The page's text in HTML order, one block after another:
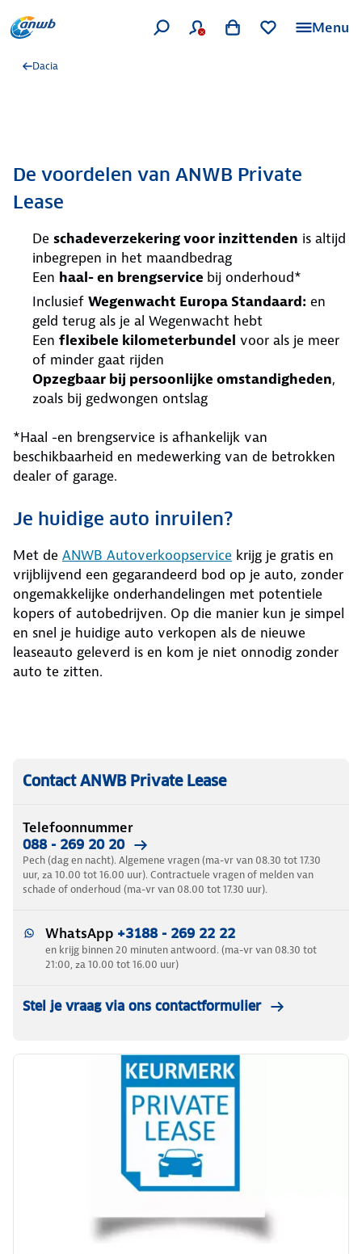
Menu
Dacia
De voordelen van ANWB Private
Lease
De schadeverzekering voor inzittenden is altijd
inbegrepen in het maandbedrag
Een haal- en brengservice bij onderhoud*
Inclusief Wegenwacht Europa Standaard: en
geld terug als je al Wegenwacht hebt
Een flexibele kilometerbundel voor als je meer
of minder gaat rijden
Opzegbaar bij persoonlijke omstandigheden,
zoals bij gedwongen ontslag
*Haal -en brengservice is afhankelijk van
beschikbaarheid en medewerking van de betrokken
dealer of garage.
Je huidige auto inruilen?
Met de ANWB Autoverkoopservice krijg je gratis en
vrijblijvend een gegarandeerd bod op je auto, zonder
ongemakkelijke onderhandelingen met potentiele
kopers of autobedrijven. Op die manier kun je simpel
en snel je huidige auto verkopen als de nieuwe
leaseauto geleverd is en kom je niet onnodig zonder
auto te zitten.
Contact ANWB Private Lease
Telefoonnummer
088 - 269 20 20
Pech (dag en nacht). Algemene vragen (ma-vr van 08.30 tot 17.30
uur, za 10.00 tot 16.00 uur). Contractuele vragen of melden van
schade of onderhoud (ma-vr van 08.00 tot 17.30 uur).
WhatsApp +3188 - 269 22 22
en krijg binnen 20 minuten antwoord. (ma-vr van 08.30 tot
21:00, za 10.00 tot 16.00 uur)
Stel je vraag via ons contactformulier